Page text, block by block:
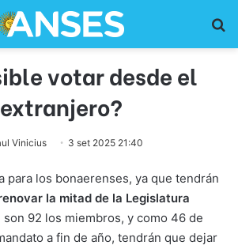
votar desde el
extranjero?
Vinicius 3 set 2025 21:40
para los bonaerenses, ya que tendrán
la mitad de la Legislatura
son 92 los miembros, y como 46 de
a fin de año, tendrán que dejar